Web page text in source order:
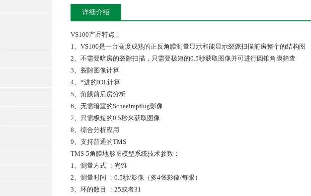
详细介绍
VS100产品特点：
1、VS100是一台高度成熟的正反角膜测量显示和能显示裂隙扫描前房整个的结构图
2、不需要暗房的裂隙扫描，只需要极短的0.5秒获取图像并可进行圆锥角膜筛查
3、裂隙图像计算
4、*进的IOL计算
5、角膜前后房分析
6、无需暗室的Scheeimpflug影像
7、只需极短的0.5秒来获取图像
8、综合分析应用
9、支持普通的TMS
TMS-5角膜地形图模型系统技术参数：
1、测量方式 ：光锥
2、测量时间 ：0.5秒/影像（多4张影像/每眼）
3、环的数目 ：25或者31